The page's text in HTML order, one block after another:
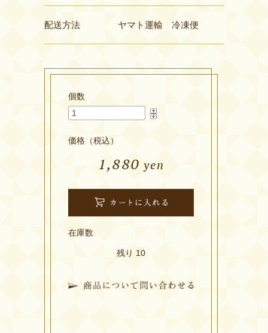
配送方法 ヤマト運輸 冷凍便
個数
価格（税込）
1,880 yen
在庫数
残り 10